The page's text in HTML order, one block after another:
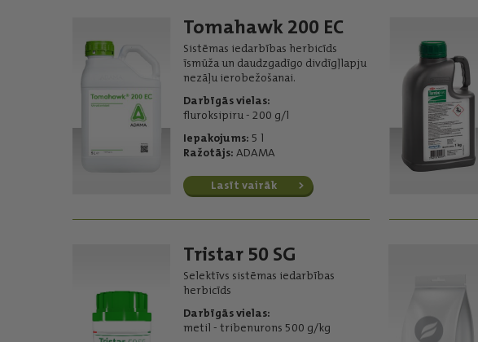
Tomahawk 200 EC
Sistēmas iedarbības herbicīds
īsmūža un daudzgadīgo divdīgļlapju
nezāļu ierobežošanai.
Darbīgās vielas:
fluroksipiru - 200 g/l
Iepakojums: 5 l
Ražotājs: ADAMA
Lasīt vairāk
Tristar 50 SG
Selektīvs sistēmas iedarbības
herbicīds
Darbīgās vielas:
metil - tribenurons 500 g/kg